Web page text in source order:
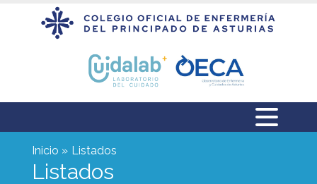
Inicio Listados
Listados